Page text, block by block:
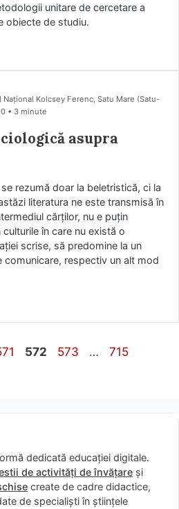
unitare de cercetare a
obiecte de studiu.
Kolcsey Ferenc, Satu Mare (Satu-
• 3 minute
asupra
rezumă doar la beletristică, ci la
literatura ne este transmisă în
cărţilor, nu e puţin
în care nu există o
scrise, să predomine la un
respectiv un alt mod
Pagina
572 Pagina
573 … Pagina
715
dedicată educației digitale.
de activități de învățare și
create de cadre didactice,
de specialiști în științele